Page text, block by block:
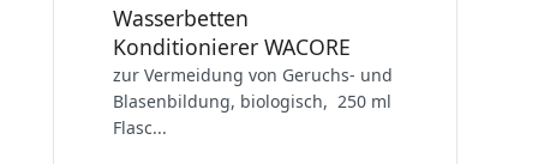
Wasserbetten
Konditionierer WACORE
zur Vermeidung von Geruchs- und
Blasenbildung, biologisch, 250 ml
Flasc...